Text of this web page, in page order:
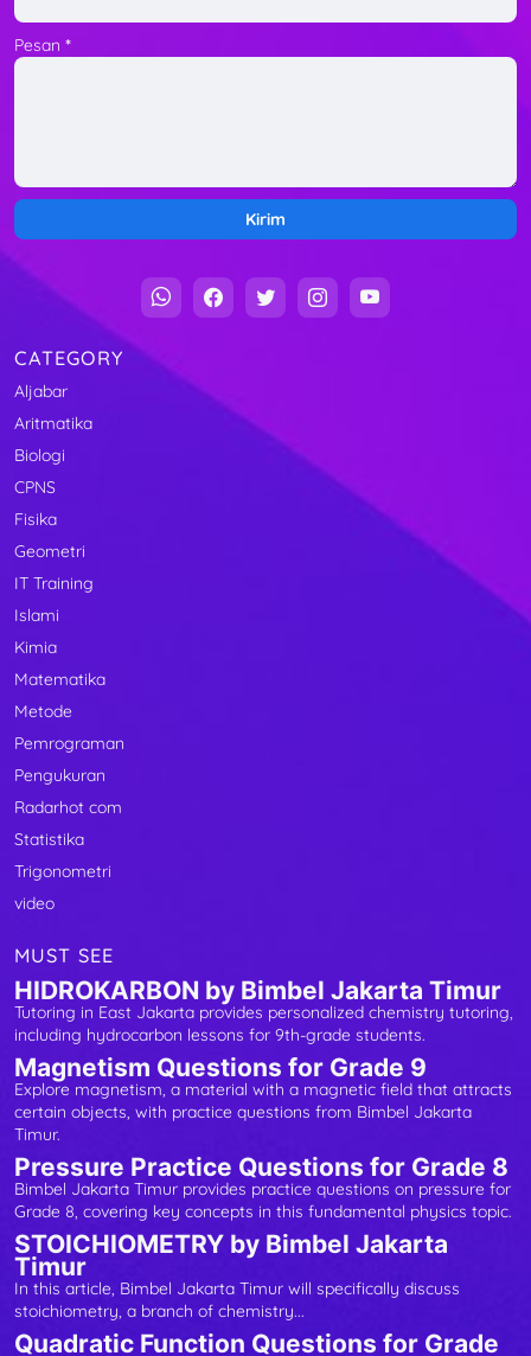
Pesan*
CATEGORY
Aljabar
Aritmatika
Biologi
CPNS
Fisika
Geometri
IT Training
Islami
Kimia
Matematika
Metode
Pemrograman
Pengukuran
Radarhot com
Statistika
Trigonometri
video
MUST SEE
HIDROKARBON by Bimbel Jakarta Timur
Tutoring in East Jakarta provides personalized chemistry tutoring,
including hydrocarbon lessons for 9th-grade students.
Magnetism Questions for Grade 9
Explore magnetism, a material with a magnetic field that attracts
certain objects, with practice questions from Bimbel Jakarta
Timur.
Pressure Practice Questions for Grade 8
Bimbel Jakarta Timur provides practice questions on pressure for
Grade 8, covering key concepts in this fundamental physics topic.
STOICHIOMETRY by Bimbel Jakarta
Timur
In this article, Bimbel Jakarta Timur will specifically discuss
stoichiometry, a branch of chemistry...
Quadratic Function Questions for Grade